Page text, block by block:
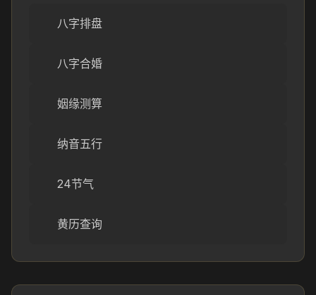
八字排盘
八字合婚
姻缘测算
纳音五行
24节气
黄历查询